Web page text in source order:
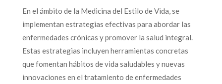
En el ámbito de la Medicina del Estilo de Vida, se
implementan estrategias efectivas para abordar las
enfermedades crónicas y promover la salud integral.
Estas estrategias incluyen herramientas concretas
que fomentan hábitos de vida saludables y nuevas
innovaciones en el tratamiento de enfermedades